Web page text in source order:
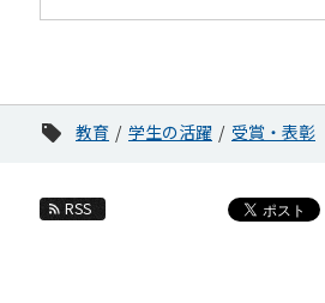
教育 学生の活躍 受賞・表彰
RSS